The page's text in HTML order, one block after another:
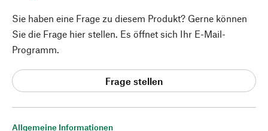
Allgemeine Informationen
Sie haben eine Frage zu diesem Produkt? Gerne können
Sie die Frage hier stellen. Es öffnet sich Ihr E-Mail-
Programm.
Frage stellen